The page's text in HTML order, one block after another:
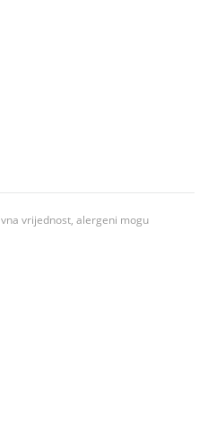
vrijednost, alergeni mogu